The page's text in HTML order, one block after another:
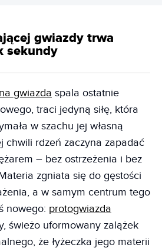
gwiazdy trwa
sekundy
gwiazda spala ostatnie
traci jedyną siłę, która
w szachu jej własną
chwili rdzeń zaczyna zapadać
– bez ostrzeżenia i bez
zgniata się do gęstości
a w samym centrum tego
nowego: protogwiazda
świeżo uformowany zalążek
że łyżeczka jego materii